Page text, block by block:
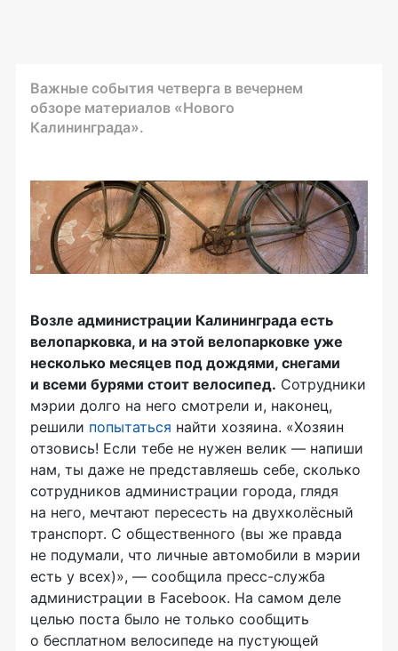
Важные события четверга в вечернем
обзоре материалов «Нового
Калининграда».
Возле администрации Калининграда есть
велопарковка, и на этой велопарковке уже
несколько месяцев под дождями, снегами
и всеми бурями стоит велосипед. Сотрудники
мэрии долго на него смотрели и, наконец,
решили попытаться найти хозяина. «Хозяин
отзовись! Если тебе не нужен велик — напиши
нам, ты даже не представляешь себе, сколько
сотрудников администрации города, глядя
на него, мечтают пересесть на двухколёсный
транспорт. С общественного (вы же правда
не подумали, что личные автомобили в мэрии
есть у всех)», — сообщила пресс-служба
администрации в Facebooк. На самом деле
целью поста было не только сообщить
о бесплатном велосипеде на пустующей